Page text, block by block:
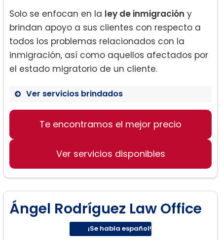
Solo se enfocan en la ley de inmigración y
brindan apoyo a sus clientes con respecto a
todos los problemas relacionados con la
inmigración, así como aquellos afectados por
el estado migratorio de un cliente.
Ver servicios brindados
Ley de inmigración:
Asilo:
Te encontramos el mejor precio
Ver servicios disponibles
Ángel Rodríguez Law Office
¡Se habla español!